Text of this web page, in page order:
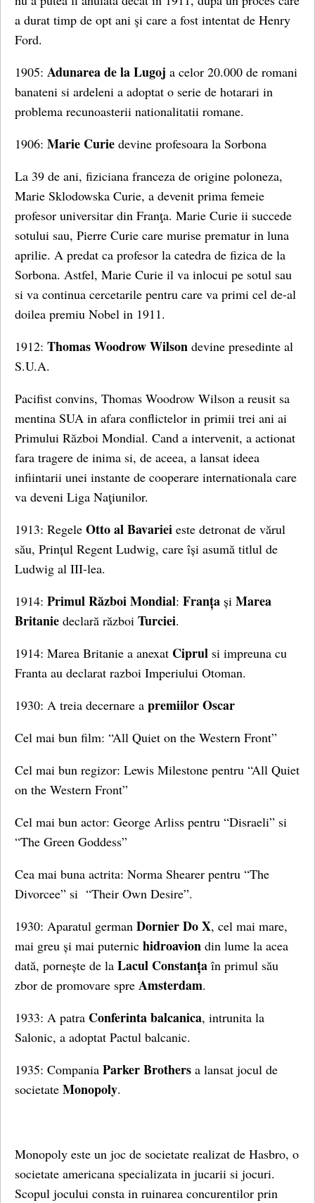
a durat timp de opt ​​ani şi care a fost intentat de Henry
Ford.
1905: Adunarea de la Lugoj a celor 20.000 de romani
banateni si ardeleni a adoptat o serie de hotarari in
problema recunoasterii nationalitatii romane.
1906: Marie Curie devine profesoara la Sorbona
La 39 de ani, fiziciana franceza de origine poloneza,
Marie Sklodowska Curie, a devenit prima femeie
profesor universitar din Franţa. Marie Curie ii succede
sotului sau, Pierre Curie care murise prematur in luna
aprilie. A predat ca profesor la catedra de fizica de la
Sorbona. Astfel, Marie Curie il va inlocui pe sotul sau
si va continua cercetarile pentru care va primi cel de-al
doilea premiu Nobel in 1911.
1912: Thomas Woodrow Wilson devine presedinte al
S.U.A.
Pacifist convins, Thomas Woodrow Wilson a reusit sa
mentina SUA in afara conflictelor in primii trei ani ai
Primului Război Mondial. Cand a intervenit, a actionat
fara tragere de inima si, de aceea, a lansat ideea
infiintarii unei instante de cooperare internationala care
va deveni Liga Naţiunilor.
1913: Regele Otto al Bavariei este detronat de vărul
său, Prințul Regent Ludwig, care își asumă titlul de
Ludwig al III-lea.
1914: Primul Război Mondial: Franța și Marea
Britanie declară război Turciei.
1914: Marea Britanie a anexat Ciprul si impreuna cu
Franta au declarat razboi Imperiului Otoman.
1930: A treia decernare a premiilor Oscar
Cel mai bun film: “All Quiet on the Western Front”
Cel mai bun regizor: Lewis Milestone pentru “All Quiet
on the Western Front”
Cel mai bun actor: George Arliss pentru “Disraeli” si
“The Green Goddess”
Cea mai buna actrita: Norma Shearer pentru “The
Divorcee” si “Their Own Desire”.
1930: Aparatul german Dornier Do X, cel mai mare,
mai greu și mai puternic hidroavion din lume la acea
dată, pornește de la Lacul Constanța în primul său
zbor de promovare spre Amsterdam.
1933: A patra Conferinta balcanica, intrunita la
Salonic, a adoptat Pactul balcanic.
1935: Compania Parker Brothers a lansat jocul de
societate Monopoly.
Monopoly este un joc de societate realizat de Hasbro, o
societate americana specializata in jucarii si jocuri.
Scopul jocului consta in ruinarea concurentilor prin